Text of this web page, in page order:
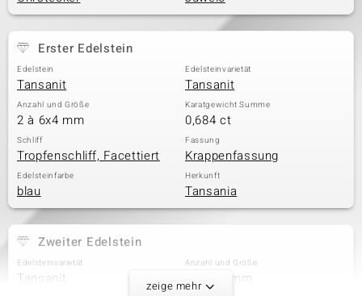
Erster Edelstein
Edelstein
Tansanit
Edelsteinvarietät
Tansanit
Anzahl und Größe
2 à 6x4 mm
Karatgewicht Summe
0,684 ct
Schliff
Tropfenschliff, Facettiert
Fassung
Krappenfassung
Edelsteinfarbe
blau
Herkunft
Tansania
Zweiter Edelstein
Edelsteinvarietät
Tansanit
Anzahl und Größe
4 à 5x4 mm
zeige mehr